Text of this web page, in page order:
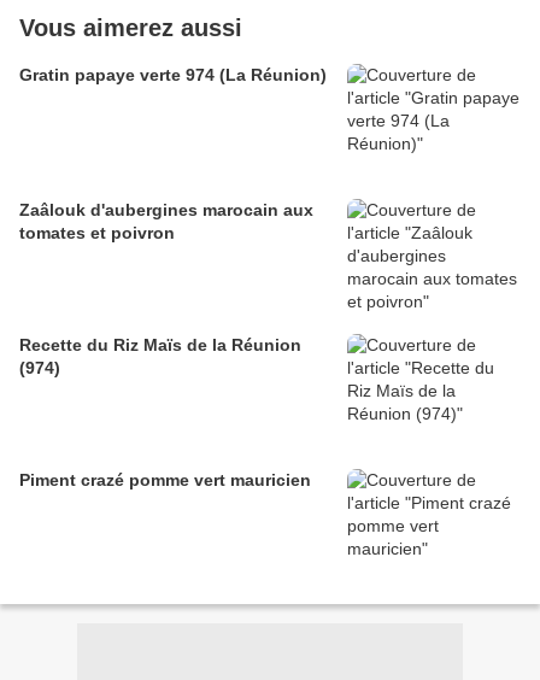
Vous aimerez aussi
Gratin papaye verte 974 (La Réunion)
Zaâlouk d'aubergines marocain aux
tomates et poivron
Recette du Riz Maïs de la Réunion
(974)
Piment crazé pomme vert mauricien